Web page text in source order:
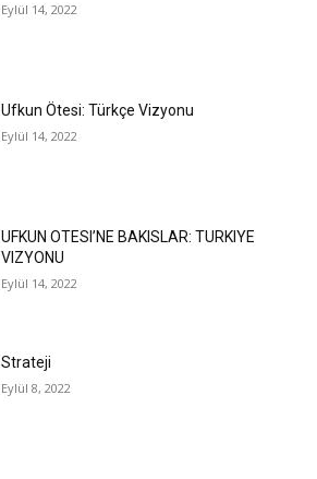
Eylül 14, 2022
Ufkun Ötesi: Türkçe Vizyonu
Eylül 14, 2022
UFKUN OTESI’NE BAKISLAR: TURKIYE
VIZYONU
Eylül 14, 2022
Strateji
Eylül 8, 2022